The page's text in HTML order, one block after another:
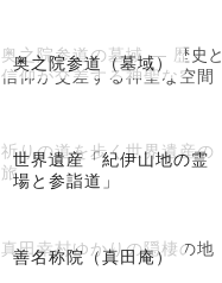
奥之院参道（墓域）
奥之院参道の墓域 ― 歴史と
信仰が交差する神聖な空間
世界遺産「紀伊山地の霊
場と参詣道」
祈りの道を歩く世界遺産の
旅
善名称院（真田庵）
真田幸村ゆかりの隠棲の地